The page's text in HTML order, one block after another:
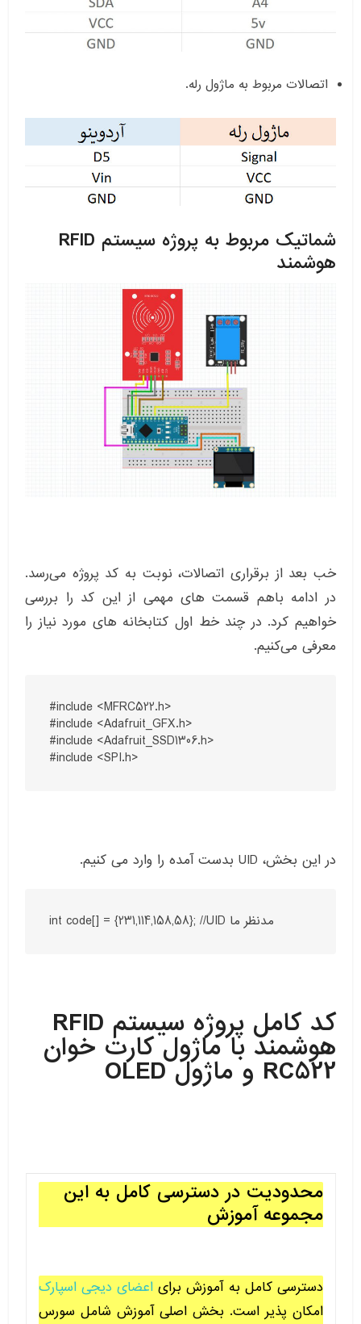
اتصالات مربوط به ماژول رله.
شماتیک مربوط به پروژه سیستم RFID
هوشمند
خب بعد از برقراری اتصالات، نوبت به کد پروژه می‌رسد.
در ادامه باهم قسمت های مهمی از این کد را بررسی
خواهیم کرد. در چند خط اول کتابخانه های مورد نیاز را
معرفی می‌کنیم.
#include <MFRC522.h>
#include <Adafruit_GFX.h>
#include <Adafruit_SSD1306.h>
در این بخش، UID بدست آمده را وارد می کنیم.
int code[] = {231,114,158,58}; //UID مدنظر ما
کد کامل پروژه سیستم RFID
هوشمند با ماژول کارت خوان
RC522 و ماژول OLED
محدودیت در دسترسی کامل به این
مجموعه آموزش
دسترسی کامل به آموزش برای اعضای دیجی اسپارک
امکان پذیر است. بخش اصلی آموزش شامل سورس